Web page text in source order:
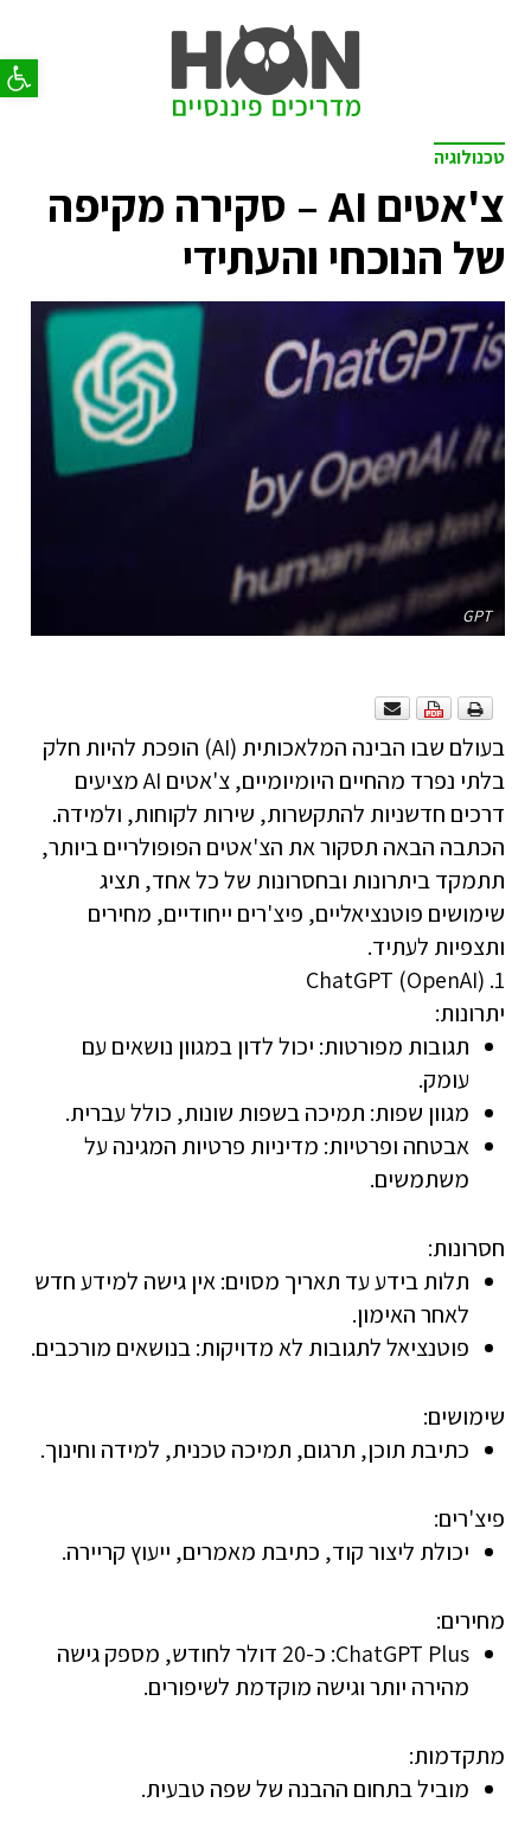
פתח
טכנולוגיה
צ'אטים AI – סקירה מקיפה
של הנוכחי והעתידי
GPT
בעולם שבו הבינה המלאכותית (AI) הופכת להיות חלק
בלתי נפרד מהחיים היומיומיים, צ'אטים AI מציעים
דרכים חדשניות להתקשרות, שירות לקוחות, ולמידה.
הכתבה הבאה תסקור את הצ'אטים הפופולריים ביותר,
תתמקד ביתרונות ובחסרונות של כל אחד, תציג
שימושים פוטנציאליים, פיצ'רים ייחודיים, מחירים
ותצפיות לעתיד.
1. ChatGPT (OpenAI)
יתרונות:
תגובות מפורטות: יכול לדון במגוון נושאים עם
עומק.
מגוון שפות: תמיכה בשפות שונות, כולל עברית.
אבטחה ופרטיות: מדיניות פרטיות המגינה על
משתמשים.
חסרונות:
תלות בידע עד תאריך מסוים: אין גישה למידע חדש
לאחר האימון.
פוטנציאל לתגובות לא מדויקות: בנושאים מורכבים.
שימושים:
כתיבת תוכן, תרגום, תמיכה טכנית, למידה וחינוך.
פיצ'רים:
יכולת ליצור קוד, כתיבת מאמרים, ייעוץ קריירה.
מחירים:
ChatGPT Plus
: כ-20 דולר לחודש, מספק גישה
מהירה יותר וגישה מוקדמת לשיפורים.
מתקדמות:
מוביל בתחום ההבנה של שפה טבעית.